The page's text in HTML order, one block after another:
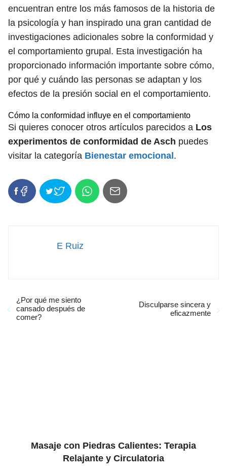
encuentran entre los más famosos de la historia de
la psicología y han inspirado una gran cantidad de
investigaciones adicionales sobre la conformidad y
el comportamiento grupal. Esta investigación ha
proporcionado información importante sobre cómo,
por qué y cuándo las personas se adaptan y los
efectos de la presión social en el comportamiento.
Cómo la conformidad influye en el comportamiento
Si quieres conocer otros artículos parecidos a Los
experimentos de conformidad de Asch puedes
visitar la categoría Bienestar emocional .
E Ruiz
¿Por qué me siento
cansado después de
comer?
Disculparse sincera y
eficazmente
Masaje con Piedras Calientes: Terapia
Relajante y Circulatoria